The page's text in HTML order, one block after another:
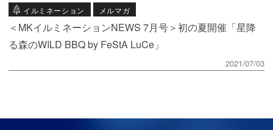
イルミネーション メルマガ
＜MKイルミネーションNEWS 7月号＞初の夏開催「星降
る森のWILD BBQ by FeStA LuCe」
2021/07/03